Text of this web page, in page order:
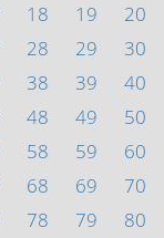
18 19
20
28 29
30
38 39
40
48 49
50
58 59
60
68 69
70
78 79
80